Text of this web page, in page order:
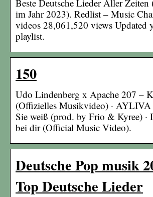
Beste Deutsche Lieder Aller
im Jahr 2023). Redlist – Music
videos 28,061,520 views Updated
playlist.
150
Udo Lindenberg x Apache 207 –
(Offizielles Musikvideo) ·
Sie weiß (prod. by Frio & Kyree) ·
bei dir (Official Music Video).
Deutsche Pop musik
Top Deutsche Lieder